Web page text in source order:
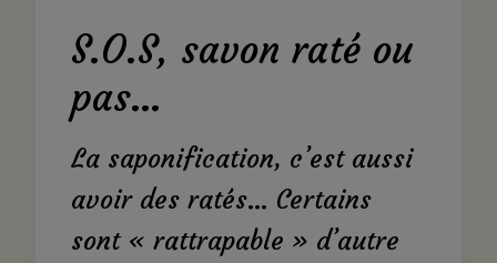
S.O.S, savon raté ou
pas…
La saponification, c’est aussi
avoir des ratés… Certains
sont « rattrapable » d’autre